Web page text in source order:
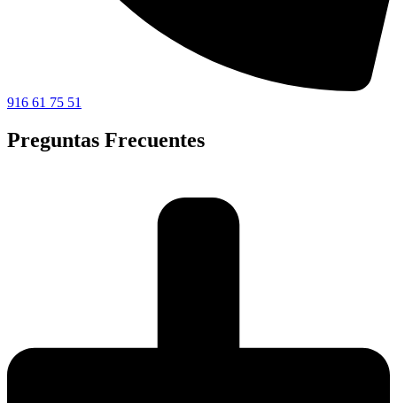
916 61 75 51
Preguntas Frecuentes